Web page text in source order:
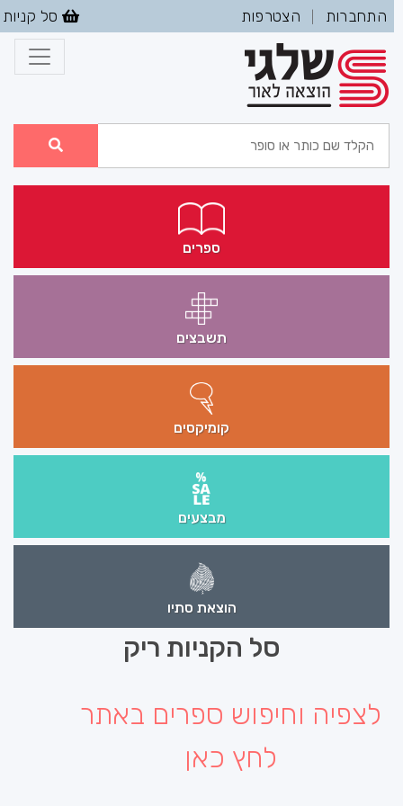
התחברות הצטרפות סל קניות
ספרים
תשבצים
קומיקסים
מבצעים
הוצאת סתיו
סל הקניות ריק
לצפיה וחיפוש ספרים באתר
לחץ כאן